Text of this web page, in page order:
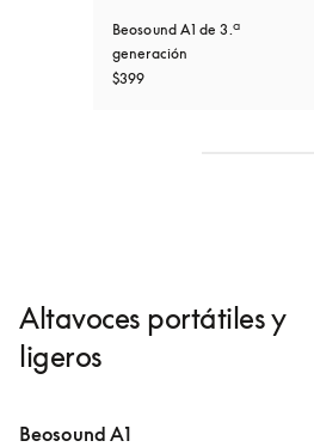
Beosound A1 de 3.ª
generación
$399
Altavoces portátiles y
ligeros
Beosound A1